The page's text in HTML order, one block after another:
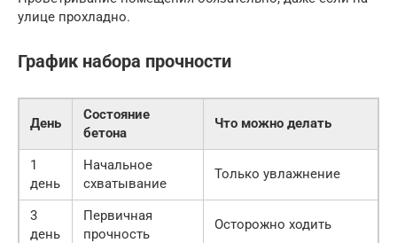
улице прохладно.
График набора прочности
День
Состояние
бетона
Что можно делать
1
день
Начальное
схватывание
Только увлажнение
3
день
Первичная
прочность
Осторожно ходить